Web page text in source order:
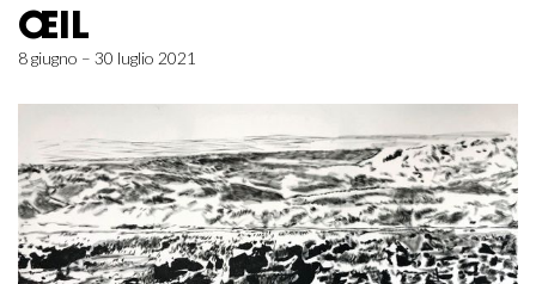
ŒIL
8 giugno – 30 luglio 2021